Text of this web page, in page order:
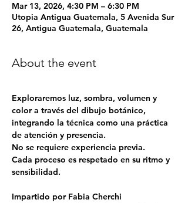
Mar 13, 2026, 4:30 PM – 6:30 PM
Utopia Antigua Guatemala, 5 Avenida Sur
26, Antigua Guatemala, Guatemala
About the event
Exploraremos luz, sombra, volumen y
color a través del dibujo botánico,
integrando la técnica como una práctica
de atención y presencia.
No se requiere experiencia previa.
Cada proceso es respetado en su ritmo y
sensibilidad.
Impartido por Fabia Cherchi